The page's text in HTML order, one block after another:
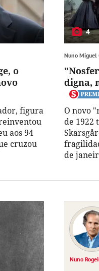
o
figura
aos 94
cruzou
4
Nuno Miguel
digna,
O novo
de 1922
de
Nuno